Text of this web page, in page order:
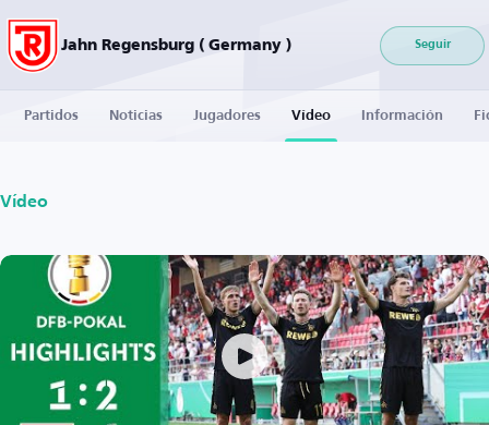
Jahn Regensburg ( Germany ) Seguir
Partidos Noticias Jugadores Vídeo Información
Vídeo